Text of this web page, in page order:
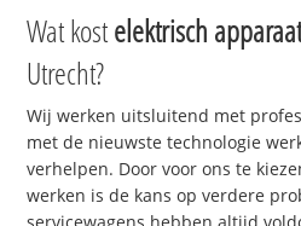
Wat kostelektrisch
Utrecht?
Wij werken uitsluitend met
met de nieuwste technologie
verhelpen. Door voor ons te
werken is de kans op verdere